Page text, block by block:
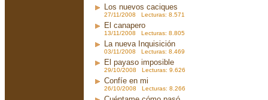
Los nuevos caciques
27/11/2008 Lecturas: 8.571
El canapero
13/11/2008 Lecturas: 8.805
La nueva Inquisición
03/11/2008 Lecturas: 8.469
El payaso imposible
29/10/2008 Lecturas: 9.626
Confíe en mi
26/10/2008 Lecturas: 8.266